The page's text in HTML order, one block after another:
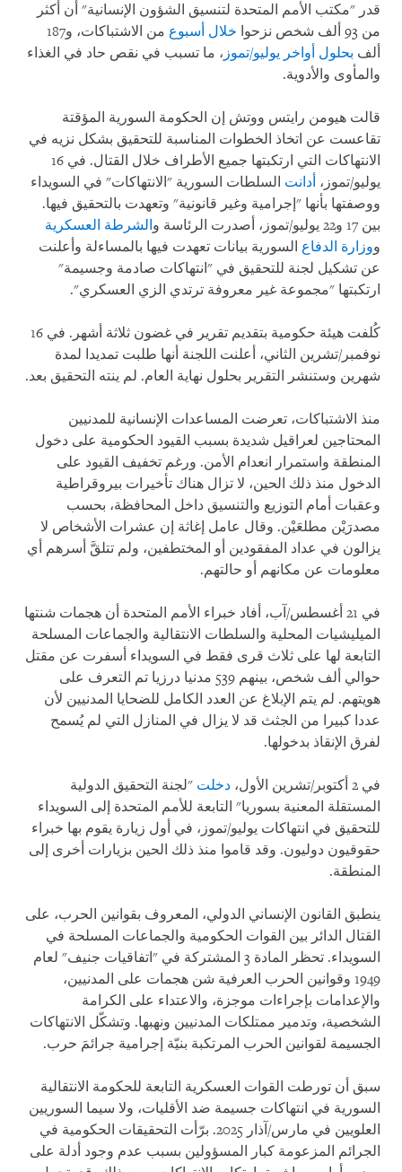
قدر "مكتب الأمم المتحدة لتنسيق الشؤون الإنسانية" أن أكثر
من 93 ألف شخص نزحوا
خلال أسبوع
من الاشتباكات، و187
ألف بحلول أواخر يوليو/تموز ، ما تسبب في نقص حاد في الغذاء
والمأوى والأدوية.
قالت هيومن رايتس ووتش إن الحكومة السورية المؤقتة
تقاعست عن اتخاذ الخطوات المناسبة للتحقيق بشكل نزيه في
الانتهاكات التي ارتكبتها جميع الأطراف خلال القتال. في 16
يوليو/تموز، أدانت السلطات السورية "الانتهاكات" في السويداء
ووصفتها بأنها "إجرامية وغير قانونية" وتعهدت بالتحقيق فيها.
بين 17 و22 يوليو/تموز، أصدرت الرئاسة و
الشرطة العسكرية
ووزارة الدفاع السورية بيانات تعهدت فيها بالمساءلة وأعلنت
عن تشكيل لجنة للتحقيق في "انتهاكات صادمة وجسيمة"
ارتكبتها "مجموعة غير معروفة ترتدي الزي العسكري".
كُلفت هيئة حكومية بتقديم تقرير في غضون ثلاثة أشهر. في 16
نوفمبر/تشرين الثاني، أعلنت اللجنة أنها طلبت تمديدا لمدة
شهرين وستنشر التقرير بحلول نهاية العام. لم ينته التحقيق بعد.
منذ الاشتباكات، تعرضت المساعدات الإنسانية للمدنيين
المحتاجين لعراقيل شديدة بسبب القيود الحكومية على دخول
المنطقة واستمرار انعدام الأمن. ورغم تخفيف القيود على
الدخول منذ ذلك الحين، لا تزال هناك تأخيرات بيروقراطية
وعقبات أمام التوزيع والتنسيق داخل المحافظة، بحسب
مصدرَيْن مطلعَيْن. وقال عامل إغاثة إن عشرات الأشخاص لا
يزالون في عداد المفقودين أو المختطفين، ولم تتلقَّ أسرهم أي
معلومات عن مكانهم أو حالتهم.
في 21 أغسطس/آب، أفاد خبراء الأمم المتحدة أن هجمات شنتها
الميليشيات المحلية والسلطات الانتقالية والجماعات المسلحة
التابعة لها على ثلاث قرى فقط في السويداء أسفرت عن مقتل
حوالي ألف شخص، بينهم 539 مدنيا درزيا تم التعرف على
هويتهم. لم يتم الإبلاغ عن العدد الكامل للضحايا المدنيين لأن
عددا كبيرا من الجثث قد لا يزال في المنازل التي لم يُسمح
لفرق الإنقاذ بدخولها.
في 2 أكتوبر/تشرين الأول، دخلت "لجنة التحقيق الدولية
المستقلة المعنية بسوريا" التابعة للأمم المتحدة إلى السويداء
للتحقيق في انتهاكات يوليو/تموز، في أول زيارة يقوم بها خبراء
حقوقيون دوليون. وقد قاموا منذ ذلك الحين بزيارات أخرى إلى
المنطقة.
ينطبق القانون الإنساني الدولي، المعروف بقوانين الحرب، على
القتال الدائر بين القوات الحكومية والجماعات المسلحة في
السويداء. تحظر المادة 3 المشتركة في "اتفاقيات جنيف" لعام
1949 وقوانين الحرب العرفية شن هجمات على المدنيين،
والإعدامات بإجراءات موجزة، والاعتداء على الكرامة
الشخصية، وتدمير ممتلكات المدنيين ونهبها. وتشكّل الانتهاكات
الجسيمة لقوانين الحرب المرتكبة بنيّة إجرامية جرائمَ حرب.
سبق أن تورطت القوات العسكرية التابعة للحكومة الانتقالية
السورية في انتهاكات جسيمة ضد الأقليات، ولا سيما السوريين
العلويين في مارس/آذار 2025. برّأت التحقيقات الحكومية في
الجرائم المزعومة كبار المسؤولين بسبب عدم وجود أدلة على